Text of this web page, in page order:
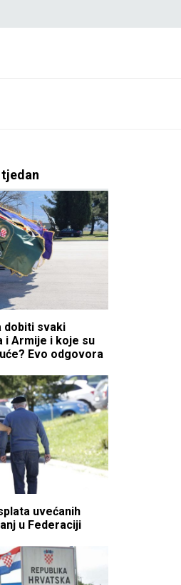
dobiti svaki
i Armije i koje su
Evo odgovora
uvećanih
u Federaciji